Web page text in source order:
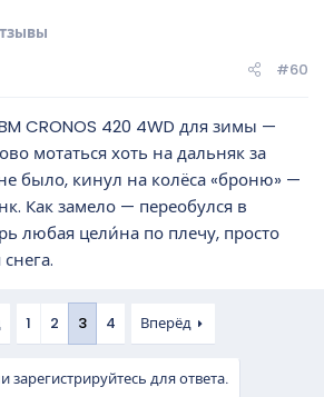
#60
CRONOS 420 4WD для зимы —
мотаться хоть на дальняк за
было, кинул на колёса «броню» —
Как замело — переобулся в
любая цели́на по плечу, просто
1 2 3 4 Вперёд
зарегистрируйтесь для ответа.